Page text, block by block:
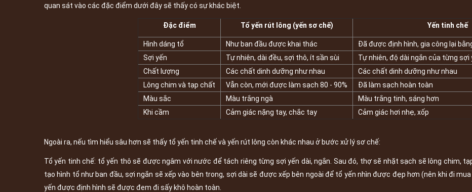
quan sát vào các đặc điểm dưới đây sẽ thấy có sự khác biệt.
Đặc điểm Tổ yến rút lông (yến sơ chế) Yến tinh chế
Hình dáng tổ Như ban đầu được khai thác
Đã được định hình, gia công lại
Sợi yến
Tự nhiên, dài đều, sợi thô, ít sần sùi
Tự nhiên, độ dài ngắn của từng sợi
Chất lượng
Các chất dinh dưỡng như nhau
Các chất dinh dưỡng như nhau
Lông chim và tạp chất
Vẫn còn, mới được làm sạch 80 - 90%
Đã làm sạch hoàn toàn
Màu sắc
Màu trắng ngà
Màu trắng tinh, sáng hơn
Khi cầm
Cảm giác nặng tay, chắc tay Cảm giác hơi nhẹ, xốp
Ngoài ra, nếu tìm hiểu sâu hơn sẽ thấy tổ yến tinh chế và yến rút lông còn khác nhau ở bước xử lý sơ chế:
Tổ yến tinh chế: tổ yến thô sẽ được ngâm với nước để tách riêng từng sợi yến dài, ngắn. Sau đó, thợ sẽ nhặt sạch sẽ lông chim,
tạo hình tổ như ban đầu, sợi ngắn sẽ xếp vào bên trong, sợi dài sẽ được xếp bên ngoài để tổ yến nhìn được đẹp hơn (nên khi đi
yến được định hình sẽ được đem đi sấy khô hoàn toàn.